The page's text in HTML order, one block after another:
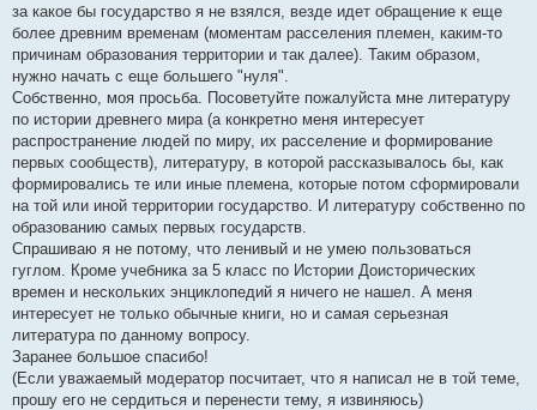
за какое бы государство я не взялся, везде идет обращение к еще
более древним временам (моментам расселения племен, каким-то
причинам образования территории и так далее). Таким образом,
нужно начать с еще большего "нуля".
Собственно, моя просьба. Посоветуйте пожалуйста мне литературу
по истории древнего мира (а конкретно меня интересует
распространение людей по миру, их расселение и формирование
первых сообществ), литературу, в которой рассказывалось бы, как
формировались те или иные племена, которые потом сформировали
на той или иной территории государство. И литературу собственно по
образованию самых первых государств.
Спрашиваю я не потому, что ленивый и не умею пользоваться
гуглом. Кроме учебника за 5 класс по Истории Доисторических
времен и нескольких энциклопедий я ничего не нашел. А меня
интересует не только обычные книги, но и самая серьезная
литература по данному вопросу.
Заранее большое спасибо!
(Если уважаемый модератор посчитает, что я написал не в той теме,
прошу его не сердиться и перенести тему, я извиняюсь)